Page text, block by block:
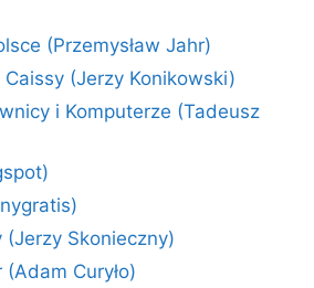
(Przemysław Jahr)
(Jerzy Konikowski)
i Komputerze (Tadeusz
(Jerzy Skonieczny)
Curyło)